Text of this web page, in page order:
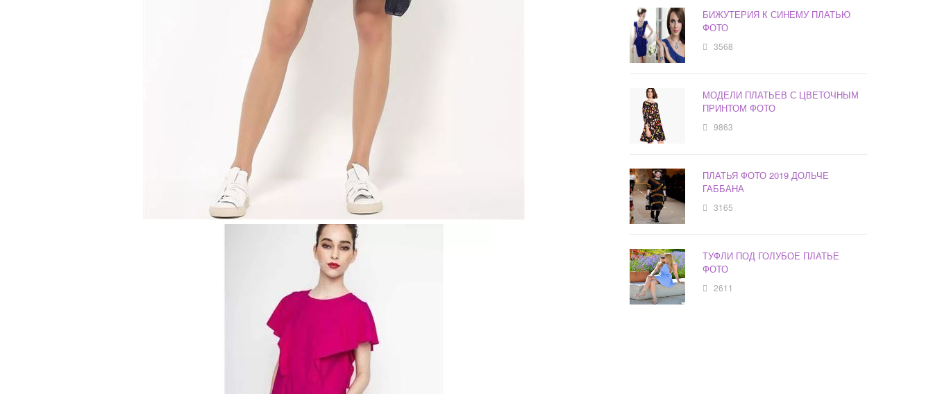
БИЖУТЕРИЯ К СИНЕМУ ПЛАТЬЮ
ФОТО
3568
МОДЕЛИ ПЛАТЬЕВ С ЦВЕТОЧНЫМ
ПРИНТОМ ФОТО
9863
ПЛАТЬЯ ФОТО 2019 ДОЛЬЧЕ
ГАББАНА
3165
ТУФЛИ ПОД ГОЛУБОЕ ПЛАТЬЕ
ФОТО
2611